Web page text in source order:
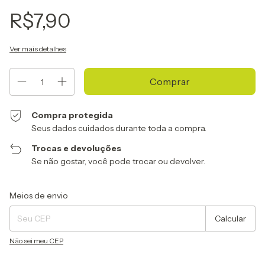
R$7,90
Ver mais detalhes
Compra protegida
Seus dados cuidados durante toda a compra.
Trocas e devoluções
Se não gostar, você pode trocar ou devolver.
Entregas para o CEP:
Meios de envio
Calcular
Não sei meu CEP